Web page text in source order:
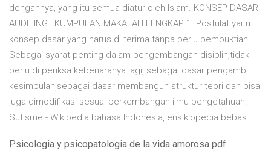
dengannya, yang itu semua diatur oleh Islam. KONSEP DASAR
AUDITING | KUMPULAN MAKALAH LENGKAP 1. Postulat yaitu
konsep dasar yang harus di terima tanpa perlu pembuktian.
Sebagai syarat penting dalam pengembangan disiplin,tidak
perlu di periksa kebenaranya lagi, sebagai dasar pengambil
kesimpulan,sebagai dasar membangun struktur teori dan bisa
juga dimodifikasi sesuai perkembangan ilmu pengetahuan.
Sufisme - Wikipedia bahasa Indonesia, ensiklopedia bebas
Psicologia y psicopatologia de la vida amorosa pdf